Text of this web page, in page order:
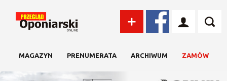
MAGAZYN PRENUMERATA ARCHIWUM ZAMÓW